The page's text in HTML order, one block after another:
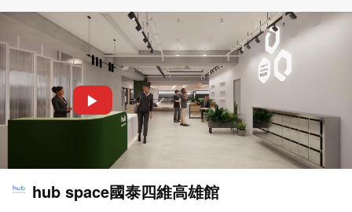
▶
hub space國泰四維高雄館